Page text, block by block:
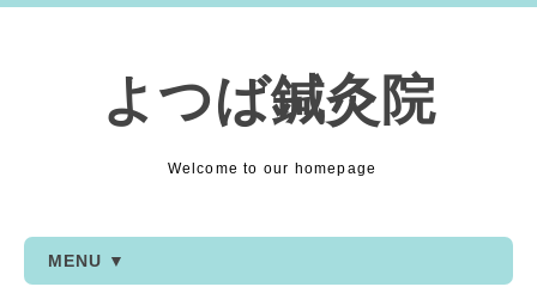
よつば鍼灸院
Welcome to our homepage
MENU ▼